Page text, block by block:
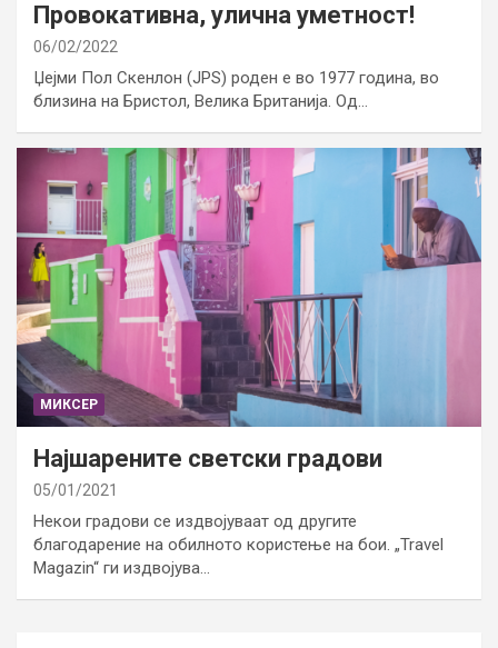
Провокативна, улична уметност!
06/02/2022
Џејми Пол Скенлон (JPS) роден е во 1977 година, во
близина на Бристол, Велика Британија. Од…
МИКСЕР
Најшарените светски градови
05/01/2021
Некои градови се издвојуваат од другите
благодарение на обилното користење на бои. „Travel
Magazin“ ги издвојува…